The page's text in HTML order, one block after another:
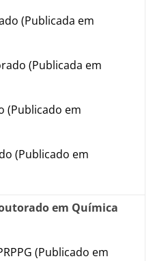
(Publicada em
(Publicada em
(Publicado em
(Publicado em
em Química
(Publicado em